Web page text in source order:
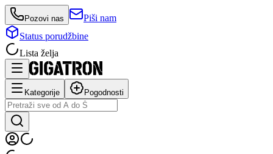
Pozovi nas
Piši nam
Status porudžbine
Lista želja
Kategorije Pogodnosti